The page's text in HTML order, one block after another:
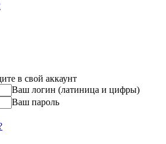
в свой аккаунт
Ваш логин (латиница и цифры)
Ваш пароль